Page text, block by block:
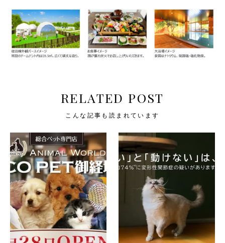
RELATED POST
こんな記事も読まれています